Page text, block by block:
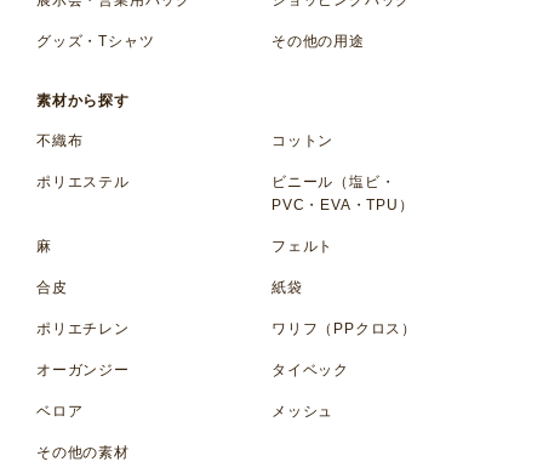
グッズ・Tシャツ その他の用途
素材から探す
不織布 コットン
ポリエステル
ビニール（塩ビ・
PVC・EVA・TPU）
麻 フェルト
合皮 紙袋
ポリエチレン ワリフ（PPクロス）
オーガンジー タイベック
ベロア メッシュ
その他の素材